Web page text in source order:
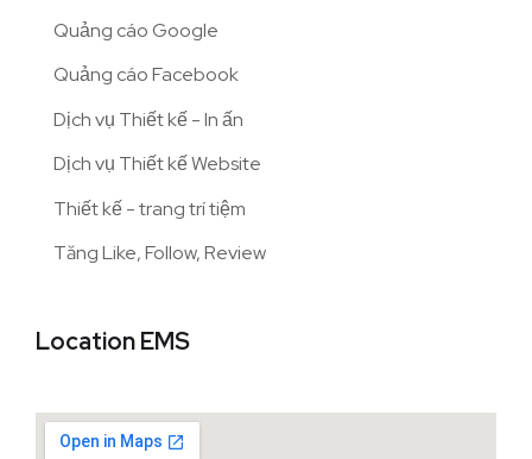
Quảng cáo Google
Quảng cáo Facebook
Dịch vụ Thiết kế - In ấn
Dịch vụ Thiết kế Website
Thiết kế - trang trí tiệm
Tăng Like, Follow, Review
Location EMS